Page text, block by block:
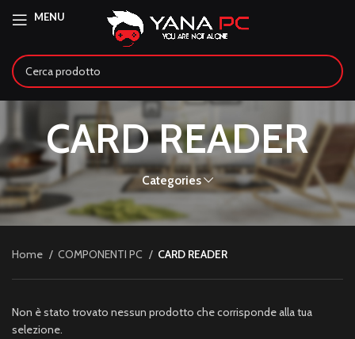
MENU
CARD READER
Categories
Home COMPONENTI PC CARD READER
Non è stato trovato nessun prodotto che corrisponde alla tua
selezione.